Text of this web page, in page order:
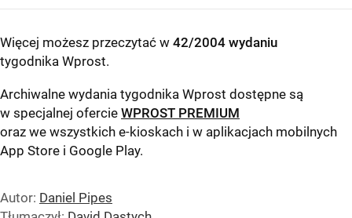
Więcej możesz przeczytać w 42/2004 wydaniu
tygodnika Wprost.
Archiwalne wydania tygodnika Wprost dostępne są
w specjalnej ofercie WPROST PREMIUM
oraz we wszystkich e-kioskach i w aplikacjach mobilnych
App Store i Google Play.
Autor: Daniel Pipes